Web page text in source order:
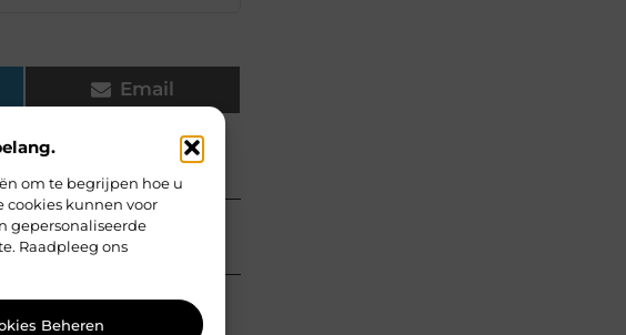
om te begrijpen hoe u
cookies kunnen voor
gepersonaliseerde
Raadpleeg ons
Beheren
Email